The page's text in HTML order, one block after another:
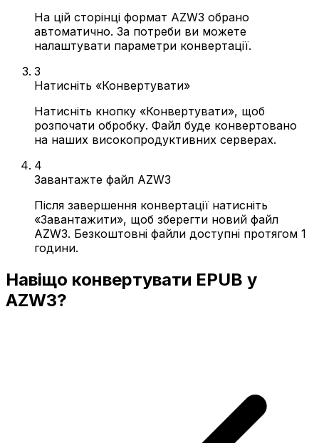
На цій сторінці формат AZW3 обрано
автоматично. За потреби ви можете
налаштувати параметри конвертації.
3
Натисніть «Конвертувати»
Натисніть кнопку «Конвертувати», щоб
розпочати обробку. Файл буде конвертовано
на наших високопродуктивних серверах.
4
Завантажте файл AZW3
Після завершення конвертації натисніть
«Завантажити», щоб зберегти новий файл
AZW3. Безкоштовні файли доступні протягом 1
години.
Навіщо конвертувати EPUB у
AZW3?